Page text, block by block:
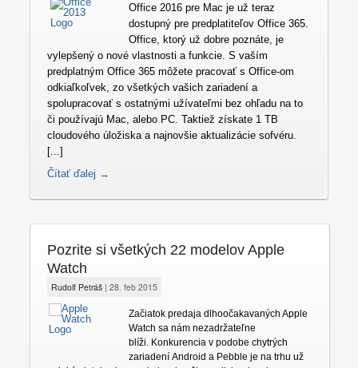
Office 2016 pre Mac je už teraz
dostupný pre predplatiteľov Office 365.
Office, ktorý už dobre poznáte, je
vylepšený o nové vlastnosti a funkcie. S vaším
predplatným Office 365 môžete pracovať s Office-om
odkiaľkoľvek, zo všetkých vašich zariadení a
spolupracovať s ostatnými užívateľmi bez ohľadu na to
či používajú Mac, alebo PC. Taktiež získate 1 TB
cloudového úložiska a najnovšie aktualizácie sofvéru.
[...]
Čítať ďalej →
Pozrite si všetkých 22 modelov Apple
Watch
Rudolf Petráš| 28. feb 2015
Začiatok predaja dlhoočakavaných Apple
Watch sa nám nezadržateľne
blíži. Konkurencia v podobe chytrých
zariadení Android a Pebble je na trhu už